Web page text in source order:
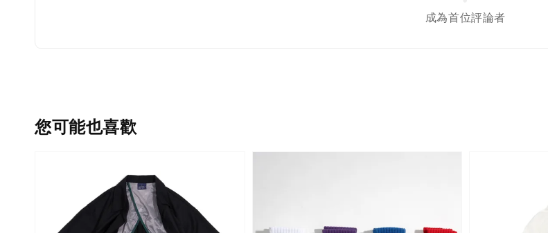
成為首位評論者
您可能也喜歡